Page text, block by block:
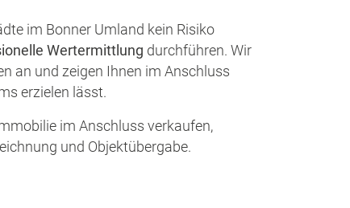
im Bonner Umland kein Risiko
Wertermittlung durchführen. Wir
an und zeigen Ihnen im Anschluss
erzielen lässt.
im Anschluss verkaufen,
und Objektübergabe.